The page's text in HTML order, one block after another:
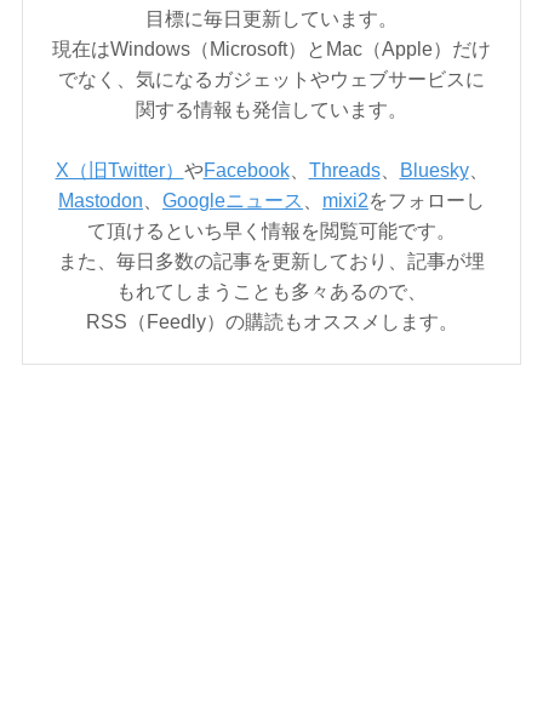
目標に毎日更新しています。
現在はWindows（Microsoft）とMac（Apple）だけ
でなく、気になるガジェットやウェブサービスに
関する情報も発信しています。
X（旧Twitter） やFacebook、 Threads、 Bluesky、
Mastodon
Googleニュース mixi2をフォローし
て頂けるといち早く情報を閲覧可能です。
また、毎日多数の記事を更新しており、記事が埋
もれてしまうことも多々あるので、
RSS（Feedly）の購読もオススメします。